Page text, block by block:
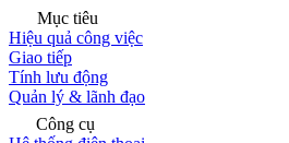
Mục tiêu
Hiệu quả công việc
Giao tiếp
Tính lưu động
Quản lý & lãnh đạo
Công cụ